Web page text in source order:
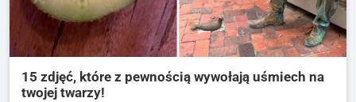
15 zdjęć, które z pewnością wywołają uśmiech na
twojej twarzy!